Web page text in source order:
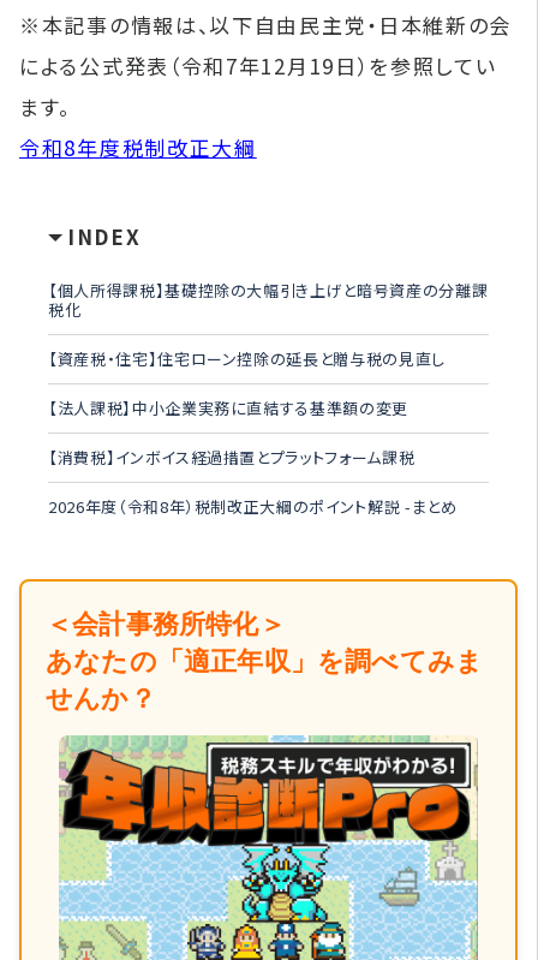
※本記事の情報は、以下自由民主党・日本維新の会
による公式発表（令和7年12月19日）を参照してい
ます。
令和8年度税制改正大綱
INDEX
【個人所得課税】基礎控除の大幅引き上げと暗号資産の分離課
税化
【資産税・住宅】住宅ローン控除の延長と贈与税の見直し
【法人課税】中小企業実務に直結する基準額の変更
【消費税】インボイス経過措置とプラットフォーム課税
2026年度（令和8年）税制改正大綱のポイント解説 -まとめ
＜会計事務所特化＞
あなたの「適正年収」を調べてみま
せんか？